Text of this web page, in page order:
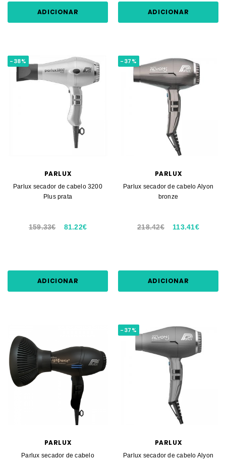
ADICIONAR ADICIONAR
-38%
PARLUX
Parlux secador de cabelo 3200
Plus prata
159.33€ 81.22€
ADICIONAR
-37%
PARLUX
Parlux secador de cabelo Alyon
bronze
218.42€ 113.41€
ADICIONAR
PARLUX
Parlux secador de cabelo
-37%
PARLUX
Parlux secador de cabelo Alyon